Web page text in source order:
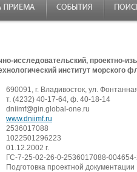
исследовательский, проектно-
институт морского
690091, г. Владивосток, ул.
т. (4232) 40-17-64, ф. 40-18-14
dniimf@gin.global-one.ru
www.dniimf.ru
2536017088
1022501296223
01.12.2002 г.
ГС-7-25-02-26-0-2536017088-
Подготовка проектной документации